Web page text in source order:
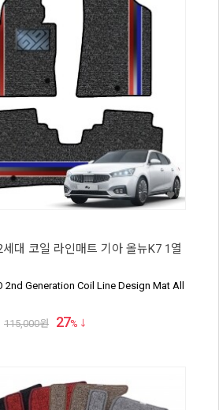
대 코일 라인매트 기아 올뉴K7 1열
2nd Generation Coil Line Design Mat All
115,000원 27%